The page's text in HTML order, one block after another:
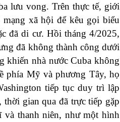
lưu vong. Trên thực tế, giới
xã hội để kêu gọi biểu
đã di cư. Hồi tháng 4/2025,
đã không thành công dưới
khiến nhà nước Cuba không
phía Mỹ và phương Tây, họ
tiếp tục duy trì lập
gian qua đã trực tiếp gặp
và thanh niên, như một hình